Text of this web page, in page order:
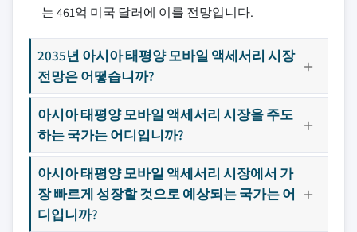
는 461억 미국 달러에 이를 전망입니다.
2035년 아시아 태평양 모바일 액세서리 시장
전망은 어떻습니까?
아시아 태평양 모바일 액세서리 시장을 주도
하는 국가는 어디입니까?
아시아 태평양 모바일 액세서리 시장에서 가
장 빠르게 성장할 것으로 예상되는 국가는 어
디입니까?